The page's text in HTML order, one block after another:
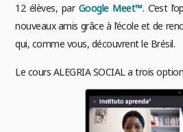
12 élèves, par Google Meet™. C’est
nouveaux amis grâce à l’école et de
qui, comme vous, découvrent le Brésil.
Le cours ALEGRIA SOCIAL a trois